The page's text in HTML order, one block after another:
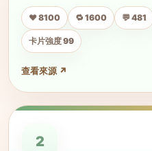
❤️ 8100 🔁 1600 💬 481
卡片強度 99
查看來源 ↗
2